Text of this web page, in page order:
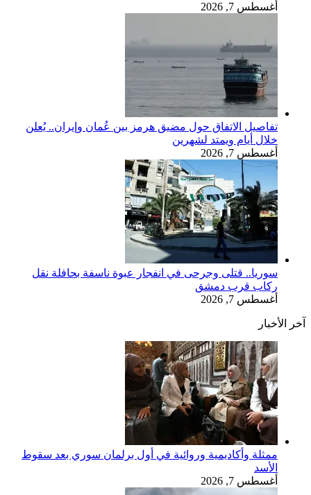
أغسطس 7, 2026
تفاصيل الاتفاق حول مضيق هرمز بين عُمان وإيران.. يُعلن
خلال أيام ويمتد لشهرين
أغسطس 7, 2026
سوريا.. قتلى وجرحى في انفجار عبوة ناسفة بحافلة نقل
ركاب قرب دمشق
أغسطس 7, 2026
آخر الأخبار
ممثلة وأكاديمية وروائية في أول برلمان سوري بعد سقوط
الأسد
أغسطس 7, 2026